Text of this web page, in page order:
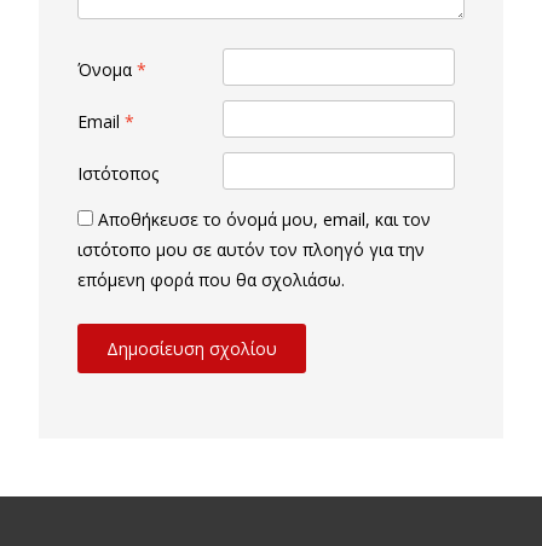
Όνομα *
Email *
Ιστότοπος
Αποθήκευσε το όνομά μου, email, και τον
ιστότοπο μου σε αυτόν τον πλοηγό για την
επόμενη φορά που θα σχολιάσω.